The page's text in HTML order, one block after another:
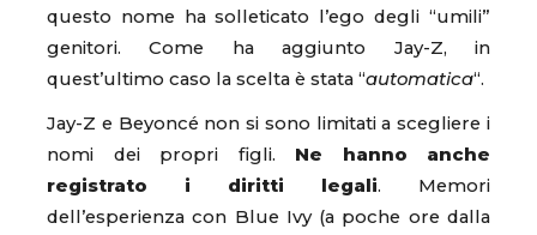
questo nome ha solleticato l’ego degli “umili”
genitori. Come ha aggiunto Jay-Z, in
quest’ultimo caso la scelta è stata “automatica“.
Jay-Z e Beyoncé non si sono limitati a scegliere i
nomi dei propri figli. Ne hanno anche
registrato i diritti legali. Memori
dell’esperienza con Blue Ivy (a poche ore dalla